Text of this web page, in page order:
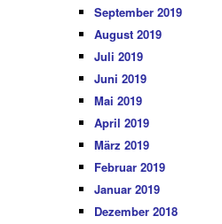
September 2019
August 2019
Juli 2019
Juni 2019
Mai 2019
April 2019
März 2019
Februar 2019
Januar 2019
Dezember 2018